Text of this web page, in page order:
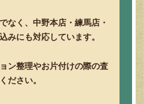
なく、中野本店・練馬店・
みにも対応しています。
ン整理やお片付けの際の査
ださい。